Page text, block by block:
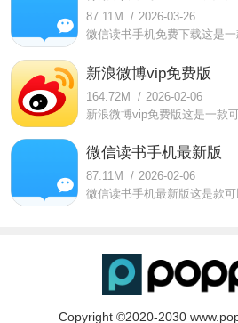
87.11M / 2026-03-26
新浪微博vip免费版
164.72M / 2026-02-06
微信读书手机最新版
87.11M / 2026-02-06
Copyright ©2020-2030